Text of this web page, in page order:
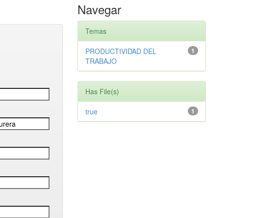
Navegar
Temas
1
PRODUCTIVIDAD DEL
TRABAJO
Has File(s)
1
true